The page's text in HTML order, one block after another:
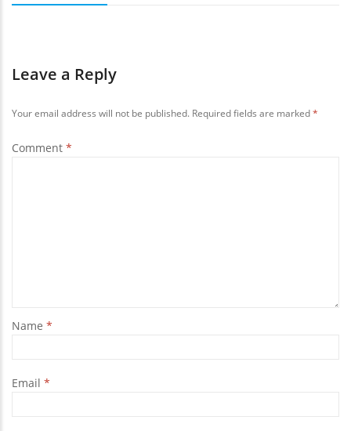
Leave a Reply
Your email address will not be published. Required fields are marked*
Comment *
Name *
Email *